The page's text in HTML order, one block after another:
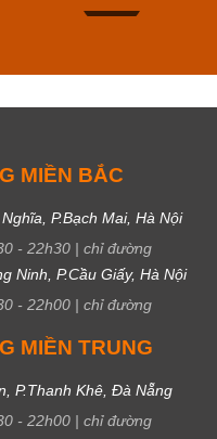
MIỀN BẮC
P.Bạch Mai, Hà Nội
- 22h30 | chỉ đường
Ninh, P.Cầu Giấy, Hà Nội
- 22h00 | chỉ đường
MIỀN TRUNG
P.Thanh Khê, Đà Nẵng
- 22h00 | chỉ đường